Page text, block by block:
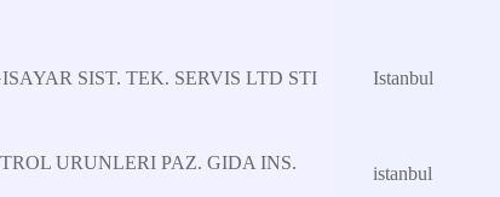
SIST. TEK. SERVIS LTD STI Istanbul
URUNLERI PAZ. GIDA INS.
istanbul